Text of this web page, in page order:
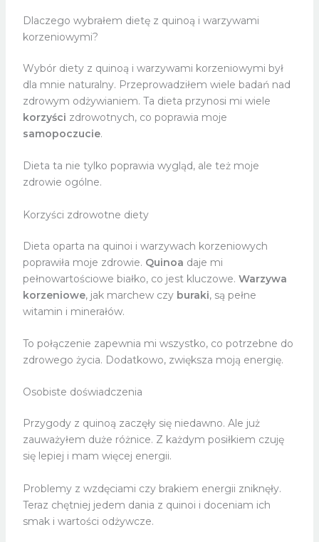
Dlaczego wybrałem dietę z quinoą i warzywami
korzeniowymi?
Wybór diety z quinoą i warzywami korzeniowymi był
dla mnie naturalny. Przeprowadziłem wiele badań nad
zdrowym odżywianiem. Ta dieta przynosi mi wiele
korzyści zdrowotnych, co poprawia moje
samopoczucie.
Dieta ta nie tylko poprawia wygląd, ale też moje
zdrowie ogólne.
Korzyści zdrowotne diety
Dieta oparta na quinoi i warzywach korzeniowych
poprawiła moje zdrowie. Quinoa daje mi
pełnowartościowe białko, co jest kluczowe. Warzywa
korzeniowe, jak marchew czy buraki, są pełne
witamin i minerałów.
To połączenie zapewnia mi wszystko, co potrzebne do
zdrowego życia. Dodatkowo, zwiększa moją energię.
Osobiste doświadczenia
Przygody z quinoą zaczęły się niedawno. Ale już
zauważyłem duże różnice. Z każdym posiłkiem czuję
się lepiej i mam więcej energii.
Problemy z wzdęciami czy brakiem energii zniknęły.
Teraz chętniej jedem dania z quinoi i doceniam ich
smak i wartości odżywcze.